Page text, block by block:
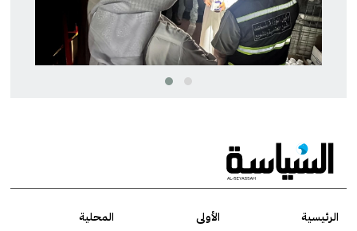
الرئيسية الأولى
المحلية